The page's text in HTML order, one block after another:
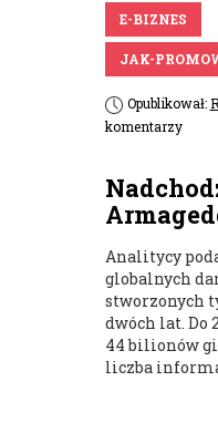
E-BIZNES
JAK-
Opublikował:
komentarzy
Analitycy
globalnych
stworzonych
dwóch lat. Do
44 bilionów
liczba